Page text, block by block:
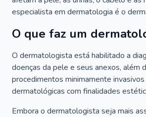
especialista em dermatologia é o
O que faz um
O dermatologista está habilitado a
doenças da pele e seus anexos, além
procedimentos minimamente invasivos
dermatológicas com finalidades
Embora o dermatologista seja mais